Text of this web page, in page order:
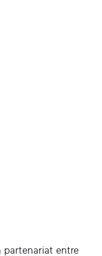
partenariat entre